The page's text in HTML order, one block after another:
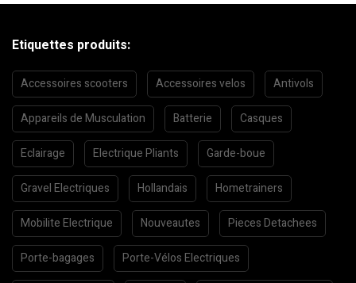
Etiquettes produits:
Accessoires scooters Accessoires velos Antivols
Appareils de Musculation Batterie Casques
Eclairage Electrique Pliants Garde-boue
Gravel Electriques Hollandais Hometrainers
Mobilite Electrique Nouveautes Pieces Detachees
Porte-bagages Porte-Vélos Electriques